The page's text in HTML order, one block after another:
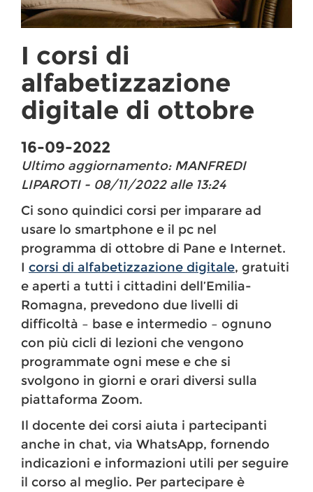
I corsi di
alfabetizzazione
digitale di ottobre
16-09-2022
Ultimo aggiornamento: MANFREDI
LIPAROTI - 08/11/2022 alle 13:24
Ci sono quindici corsi per imparare ad
usare lo smartphone e il pc nel
programma di ottobre di Pane e Internet.
I corsi di alfabetizzazione digitale, gratuiti
e aperti a tutti i cittadini dell’Emilia-
Romagna, prevedono due livelli di
difficoltà – base e intermedio – ognuno
con più cicli di lezioni che vengono
programmate ogni mese e che si
svolgono in giorni e orari diversi sulla
piattaforma Zoom.
Il docente dei corsi aiuta i partecipanti
anche in chat, via WhatsApp, fornendo
indicazioni e informazioni utili per seguire
il corso al meglio. Per partecipare è